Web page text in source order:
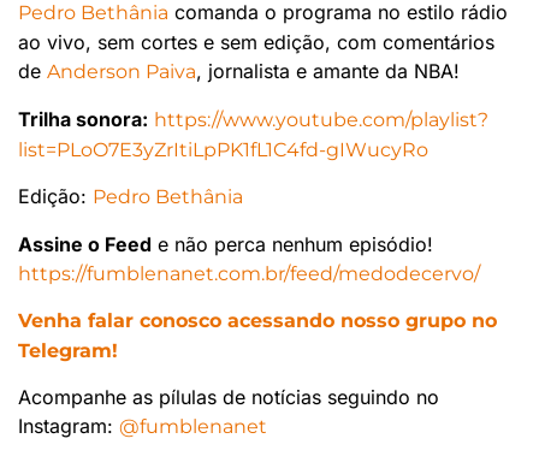
Pedro Bethânia comanda o programa no estilo rádio
ao vivo, sem cortes e sem edição, com comentários
de Anderson Paiva, jornalista e amante da NBA!
Trilha sonora: https://www.youtube.com/playlist?
list=PLoO7E3yZrItiLpPK1fL1C4fd-gIWucyRo
Edição: Pedro Bethânia
Assine o Feed e não perca nenhum episódio!
https://fumblenanet.com.br/feed/medodecervo/
Venha falar conosco acessando nosso grupo no
Telegram!
Acompanhe as pílulas de notícias seguindo no
Instagram: @fumblenanet